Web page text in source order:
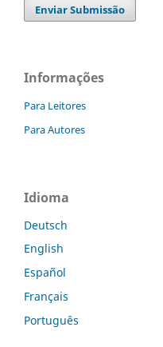
Enviar Submissão
Informações
Para Leitores
Para Autores
Idioma
Deutsch
English
Español
Français
Português